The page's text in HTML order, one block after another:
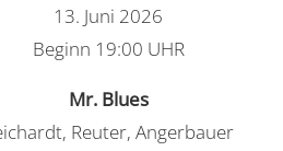
13. Juni 2026
Beginn 19:00 UHR
Mr. Blues
Reuter, Angerbauer